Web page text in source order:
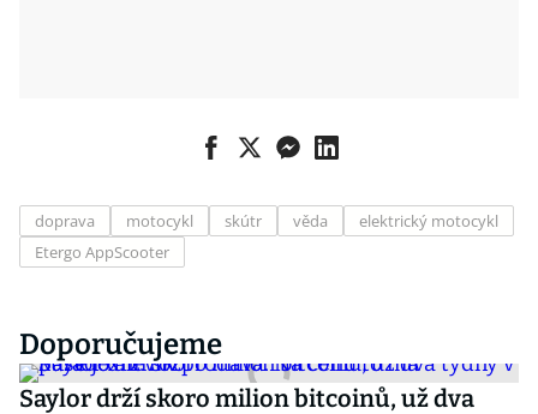
doprava motocykl skútr věda
elektrický motocykl
Etergo AppScooter
Doporučujeme
Saylor drží skoro milion bitcoinů, už dva